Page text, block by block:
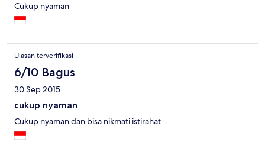
Cukup nyaman
Ulasan terverifikasi
6/10 Bagus
30 Sep 2015
cukup nyaman
Cukup nyaman dan bisa nikmati istirahat